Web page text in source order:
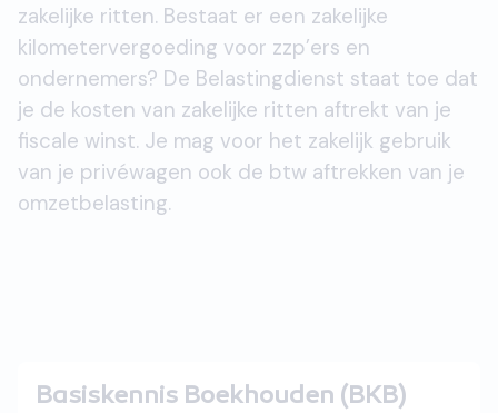
zakelijke ritten. Bestaat er een zakelijke
kilometervergoeding voor zzp’ers en
ondernemers? De Belastingdienst staat toe dat
je de kosten van zakelijke ritten aftrekt van je
fiscale winst. Je mag voor het zakelijk gebruik
van je privéwagen ook de btw aftrekken van je
omzetbelasting.
Basiskennis Boekhouden (BKB)